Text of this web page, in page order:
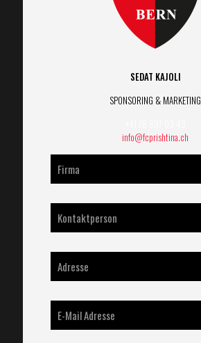
SEDAT KAJOLI
SPONSORING & MARKETING
info@fcprishtina.ch